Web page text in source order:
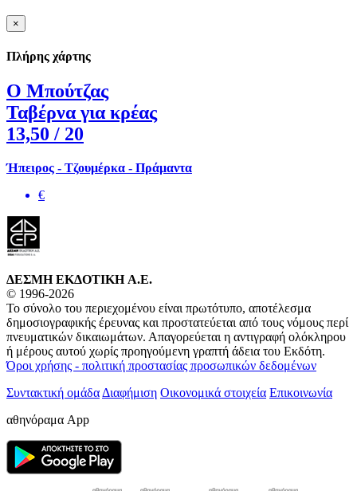
×
Πλήρης χάρτης
Ο Μπούτζας
Ταβέρνα για κρέας
13,50 / 20
Ήπειρος - Τζουμέρκα - Πράμαντα
€
ΔΕΣΜΗ ΕΚΔΟΤΙΚΗ A.E.
© 1996-2026
Το σύνολο του περιεχομένου είναι πρωτότυπο, αποτέλεσμα
δημοσιογραφικής έρευνας και προστατεύεται από τους νόμους περί
πνευματικών δικαιωμάτων. Απαγορεύεται η αντιγραφή ολόκληρου
ή μέρους αυτού χωρίς προηγούμενη γραπτή άδεια του Εκδότη.
Όροι χρήσης - πολιτική προστασίας προσωπικών δεδομένων
Συντακτική ομάδα Διαφήμιση Οικονομικά στοιχεία Επικοινωνία
αθηνόραμα App